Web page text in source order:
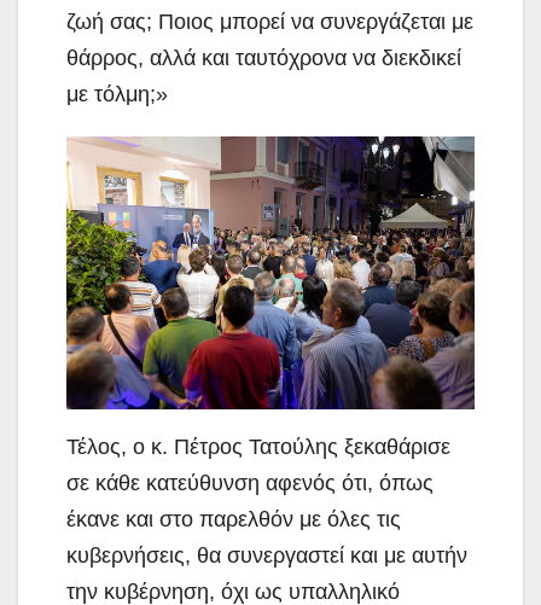
ζωή σας; Ποιος μπορεί να συνεργάζεται με
θάρρος, αλλά και ταυτόχρονα να διεκδικεί
με τόλμη;»
Τέλος, ο κ. Πέτρος Τατούλης ξεκαθάρισε
σε κάθε κατεύθυνση αφενός ότι, όπως
έκανε και στο παρελθόν με όλες τις
κυβερνήσεις, θα συνεργαστεί και με αυτήν
την κυβέρνηση, όχι ως υπαλληλικό